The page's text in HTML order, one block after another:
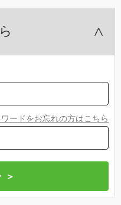
ードをお忘れの方はこちら